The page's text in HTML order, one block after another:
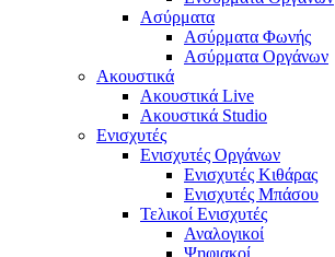
Ασύρματα
Ασύρματα Φωνής
Ασύρματα Οργάνων
Ακουστικά
Ακουστικά Live
Ακουστικά Studio
Ενισχυτές
Ενισχυτές Οργάνων
Ενισχυτές Κιθάρας
Ενισχυτές Μπάσου
Τελικοί Ενισχυτές
Αναλογικοί
Ψηφιακοί